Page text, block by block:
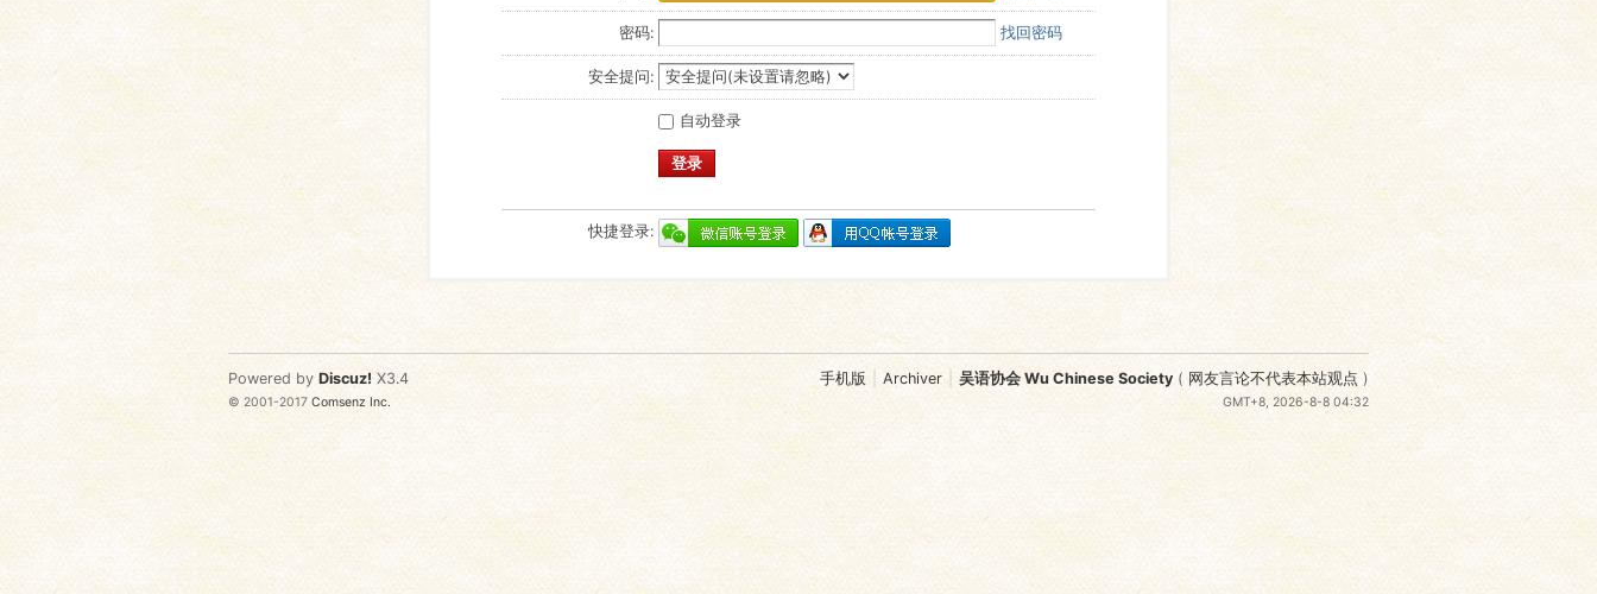
密码: 找回密码
安全提问:
自动登录
登录
快捷登录:
手机版 Archiver 吴语协会 Wu Chinese Society ( 网友言论不代表本站观点 )
GMT+8, 2026-8-8 04:32
Powered by Discuz! X3.4
© 2001-2017Comsenz Inc.